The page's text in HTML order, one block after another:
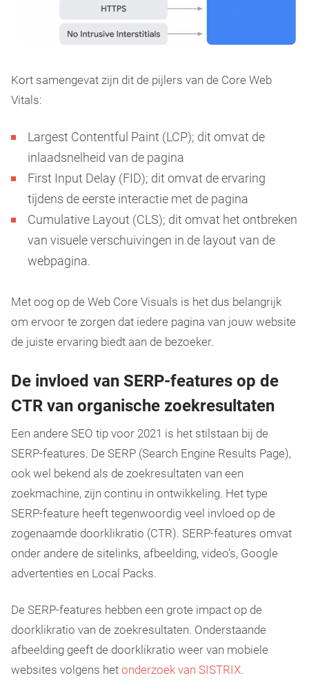
Kort samengevat zijn dit de pijlers van de Core Web
Vitals:
Largest Contentful Paint (LCP); dit omvat de
inlaadsnelheid van de pagina
First Input Delay (FID); dit omvat de ervaring
tijdens de eerste interactie met de pagina
Cumulative Layout (CLS); dit omvat het ontbreken
van visuele verschuivingen in de layout van de
webpagina.
Met oog op de Web Core Visuals is het dus belangrijk
om ervoor te zorgen dat iedere pagina van jouw website
de juiste ervaring biedt aan de bezoeker.
De invloed van SERP-features op de
CTR van organische zoekresultaten
Een andere SEO tip voor 2021 is het stilstaan bij de
SERP-features. De SERP (Search Engine Results Page),
ook wel bekend als de zoekresultaten van een
zoekmachine, zijn continu in ontwikkeling. Het type
SERP-feature heeft tegenwoordig veel invloed op de
zogenaamde doorklikratio (CTR). SERP-features omvat
onder andere de sitelinks, afbeelding, video’s, Google
advertenties en Local Packs.
De SERP-features hebben een grote impact op de
doorklikratio van de zoekresultaten. Onderstaande
afbeelding geeft de doorklikratio weer van mobiele
websites volgens het onderzoek van SISTRIX.